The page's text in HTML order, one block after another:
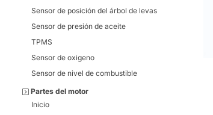
Sensor de posición del árbol de levas
Sensor de presión de aceite
TPMS
Sensor de oxigeno
Sensor de nivel de combustible
Partes del motor
Inicio